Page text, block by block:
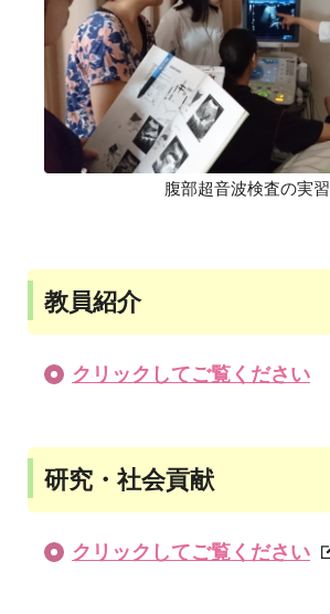
腹部超音波検査の実習
教員紹介
クリックしてご覧ください
研究・社会貢献
クリックしてご覧ください